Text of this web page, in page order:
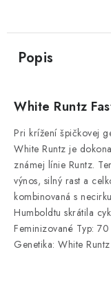
Popis
White Runtz
Pri krížení špičkovej
White Runtz je
známej línie Runtz.
výnos, silný rast a
kombinovaná s
Humboldtu skrátila
Feminizované Typ:
Genetika: White